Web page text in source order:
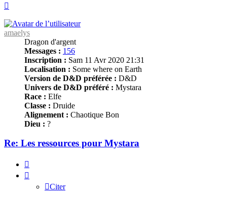
amaelys
Dragon d'argent
Messages : 156
Inscription : Sam 11 Avr 2020 21:31
Localisation : Some where on Earth
Version de D&D préférée : D&D
Univers de D&D préféré : Mystara
Race : Elfe
Classe : Druide
Alignement : Chaotique Bon
Dieu : ?
Re: Les ressources pour Mystara
Citer